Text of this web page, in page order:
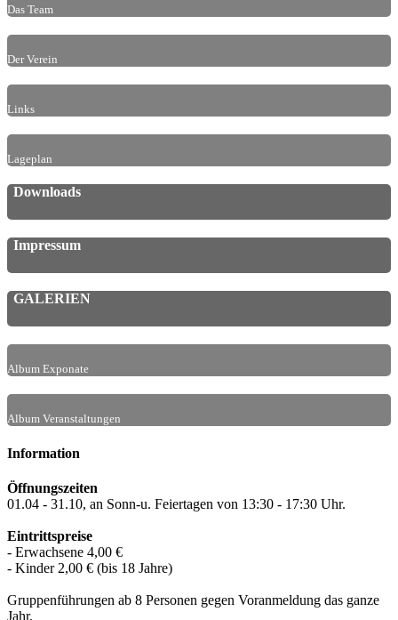
Das Team
Der Verein
Links
Lageplan
Downloads
Impressum
GALERIEN
Album Exponate
Album Veranstaltungen
Information
Öffnungszeiten
01.04 - 31.10, an Sonn-u. Feiertagen von 13:30 - 17:30 Uhr.
Eintrittspreise
- Erwachsene 4,00 €
- Kinder 2,00 € (bis 18 Jahre)
Gruppenführungen ab 8 Personen gegen Voranmeldung das ganze
Jahr.